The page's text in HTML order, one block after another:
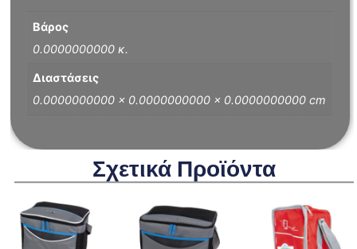
Βάρος
0.0000000000 κ.
Διαστάσεις
0.0000000000 × 0.0000000000 × 0.0000000000 cm
Σχετικά Προϊόντα